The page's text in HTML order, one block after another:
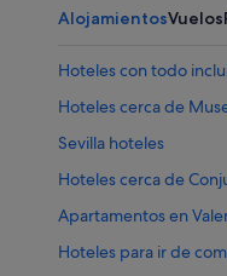
AlojamientosVuelos
Hoteles con todo
Hoteles cerca de
Sevilla hoteles
Hoteles cerca de
Apartamentos en
Hoteles para ir de